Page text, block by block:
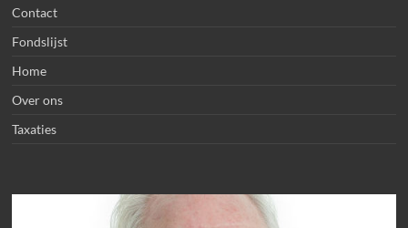
Contact
Fondslijst
Home
Over ons
Taxaties